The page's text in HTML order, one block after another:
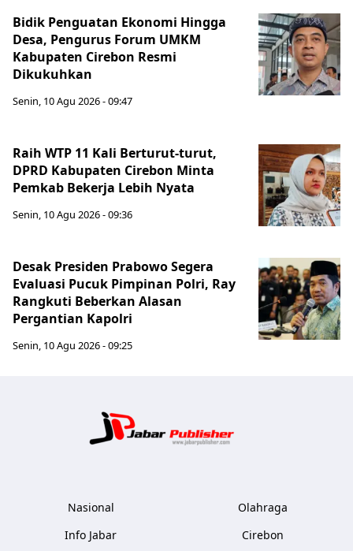
Bidik Penguatan Ekonomi Hingga
Desa, Pengurus Forum UMKM
Kabupaten Cirebon Resmi
Dikukuhkan
Senin, 10 Agu 2026 - 09:47
Raih WTP 11 Kali Berturut-turut,
DPRD Kabupaten Cirebon Minta
Pemkab Bekerja Lebih Nyata
Senin, 10 Agu 2026 - 09:36
Desak Presiden Prabowo Segera
Evaluasi Pucuk Pimpinan Polri, Ray
Rangkuti Beberkan Alasan
Pergantian Kapolri
Senin, 10 Agu 2026 - 09:25
Nasional
Info Jabar
Olahraga
Cirebon